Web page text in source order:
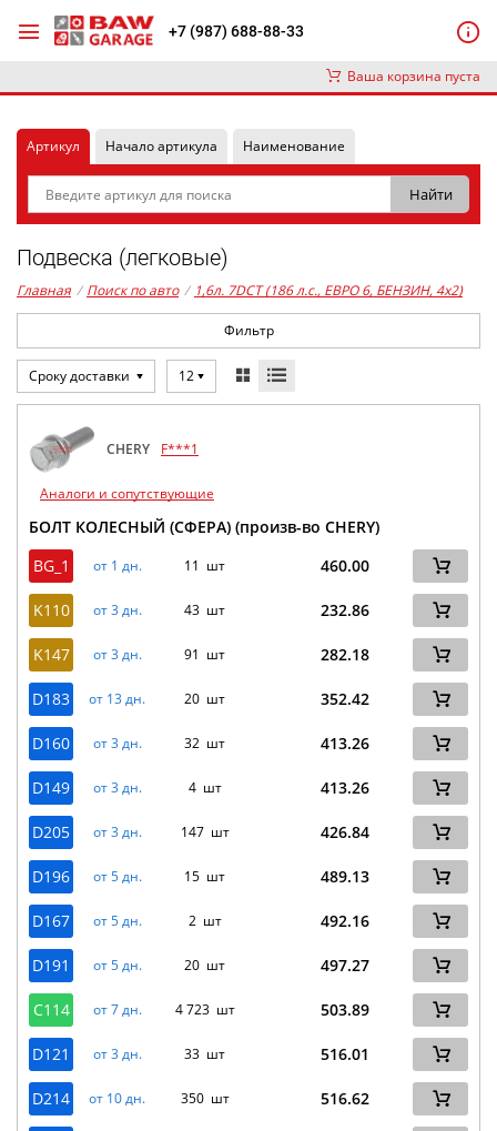
+7 (987) 688-88-33
Ваша корзина пуста
Артикул Начало артикула Наименование
Подвеска (легковые)
Главная / Поиск по авто / 1,6л. 7DCT (186 л.с., ЕВРО 6, БЕНЗИН, 4x2)
Фильтр
Сроку доставки 12
CHERY F***1
Аналоги и сопутствующие
БОЛТ КОЛЕСНЫЙ (СФЕРА) (произв-во CHERY)
BG_1
от 1 дн. 11 шт 460.00
K110 от 3 дн. 43 шт 232.86
K147 от 3 дн. 91 шт 282.18
D183 от 13 дн. 20 шт 352.42
D160 от 3 дн. 32 шт 413.26
D149 от 3 дн. 4 шт 413.26
D205 от 3 дн. 147 шт 426.84
D196 от 5 дн. 15 шт 489.13
D167 от 5 дн. 2 шт 492.16
D191 от 5 дн. 20 шт 497.27
C114 от 7 дн. 4 723 шт 503.89
D121 от 3 дн. 33 шт 516.01
D214 от 10 дн. 350 шт 516.62